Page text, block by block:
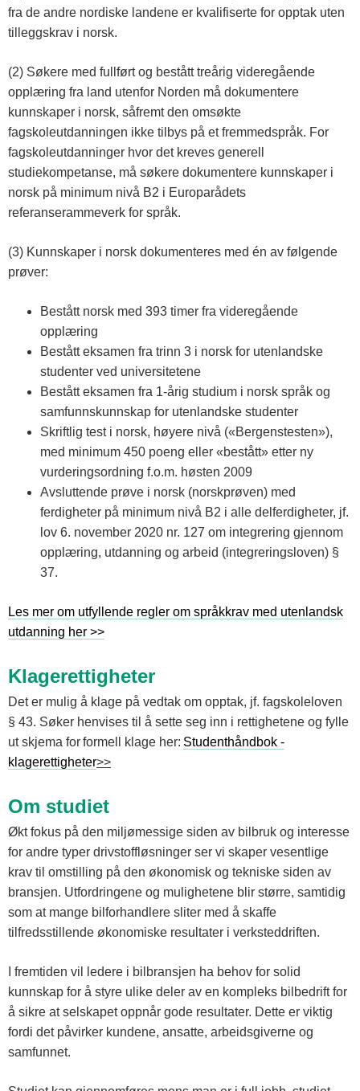
fra de andre nordiske landene er kvalifiserte for opptak uten
tilleggskrav i norsk.
(2) Søkere med fullført og bestått treårig videregående
opplæring fra land utenfor Norden må dokumentere
kunnskaper i norsk, såfremt den omsøkte
fagskoleutdanningen ikke tilbys på et fremmedspråk. For
fagskoleutdanninger hvor det kreves generell
studiekompetanse, må søkere dokumentere kunnskaper i
norsk på minimum nivå B2 i Europarådets
referanserammeverk for språk.
(3) Kunnskaper i norsk dokumenteres med én av følgende
prøver:
Bestått norsk med 393 timer fra videregående
opplæring
Bestått eksamen fra trinn 3 i norsk for utenlandske
studenter ved universitetene
Bestått eksamen fra 1-årig studium i norsk språk og
samfunnskunnskap for utenlandske studenter
Skriftlig test i norsk, høyere nivå («Bergenstesten»),
med minimum 450 poeng eller «bestått» etter ny
vurderingsordning f.o.m. høsten 2009
Avsluttende prøve i norsk (norskprøven) med
ferdigheter på minimum nivå B2 i alle delferdigheter, jf.
lov 6. november 2020 nr. 127 om integrering gjennom
opplæring, utdanning og arbeid (integreringsloven) §
37.
Les mer om utfyllende regler om språkkrav med utenlandsk
utdanning her >>
Klagerettigheter
Det er mulig å klage på vedtak om opptak, jf. fagskoleloven
§ 43. Søker henvises til å sette seg inn i rettighetene og fylle
ut skjema for formell klage her: Studenthåndbok -
klagerettigheter>>
Om studiet
Økt fokus på den miljømessige siden av bilbruk og interesse
for andre typer drivstoffløsninger ser vi skaper vesentlige
krav til omstilling på den økonomisk og tekniske siden av
bransjen. Utfordringene og mulighetene blir større, samtidig
som at mange bilforhandlere sliter med å skaffe
tilfredsstillende økonomiske resultater i verksteddriften.
I fremtiden vil ledere i bilbransjen ha behov for solid
kunnskap for å styre ulike deler av en kompleks bilbedrift for
å sikre at selskapet oppnår gode resultater. Dette er viktig
fordi det påvirker kundene, ansatte, arbeidsgiverne og
samfunnet.